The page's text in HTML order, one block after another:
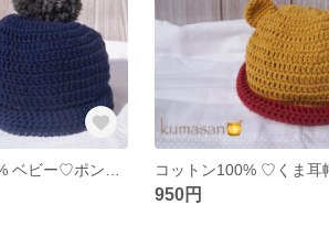
コットン100% ♡くま耳
950円